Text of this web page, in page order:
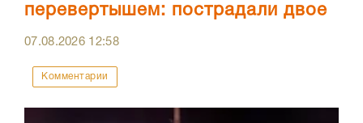
перевертышем: пострадали двое
07.08.2026 12:58
Комментарии